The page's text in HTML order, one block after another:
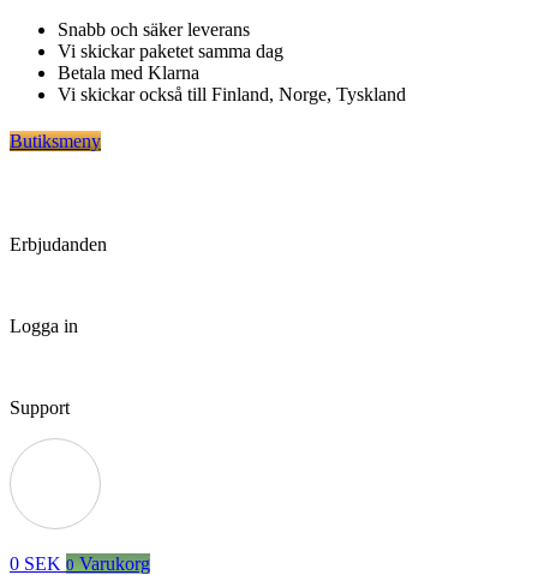
Hoppa
innehåll
Snabb och säker leverans
Vi skickar paketet samma dag
Betala med Klarna
Vi skickar också till Finland, Norge, Tyskland
Butiksmeny
Erbjudanden
Logga in
Support
0 SEK 0 Varukorg